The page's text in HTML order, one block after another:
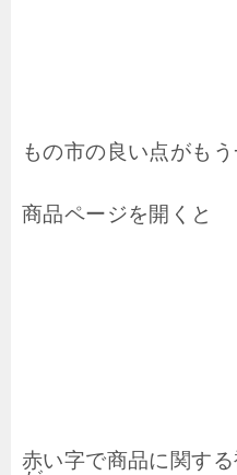
もの市の良い点がもう
商品ページを開くと
赤い字で商品に関す